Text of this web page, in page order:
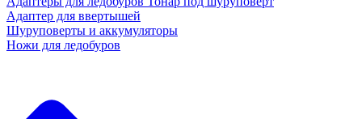
Адаптер для ввертышей
Шуруповерты и аккумуляторы
Ножи для ледобуров